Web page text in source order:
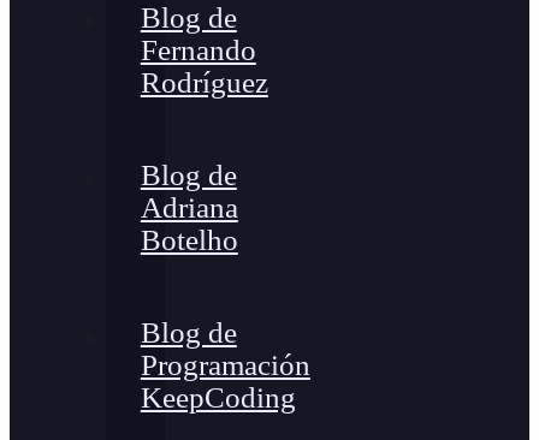
Blog de
Fernando
Rodríguez
Blog de
Adriana
Botelho
Blog de
Programación
KeepCoding